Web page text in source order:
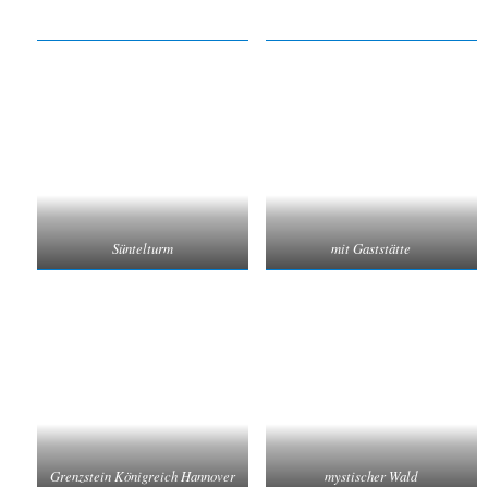
Süntelturm mit Gaststätte
Grenzstein Königreich Hannover mystischer Wald